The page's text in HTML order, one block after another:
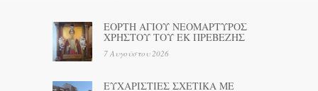
ΕΟΡΤΗ ΑΓΙΟΥ ΝΕΟΜΑΡΤΥΡΟΣ
ΧΡΗΣΤΟΥ ΤΟΥ ΕΚ ΠΡΕΒΕΖΗΣ
7 Αυγούστου 2026
ΕΥΧΑΡΙΣΤΙΕΣ ΣΧΕΤΙΚΑ ΜΕ